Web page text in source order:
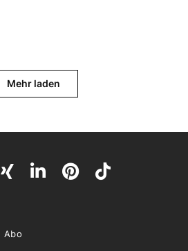
Mehr laden
Abo